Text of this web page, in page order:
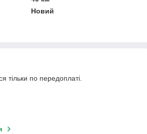
Новий
тільки по передоплаті.